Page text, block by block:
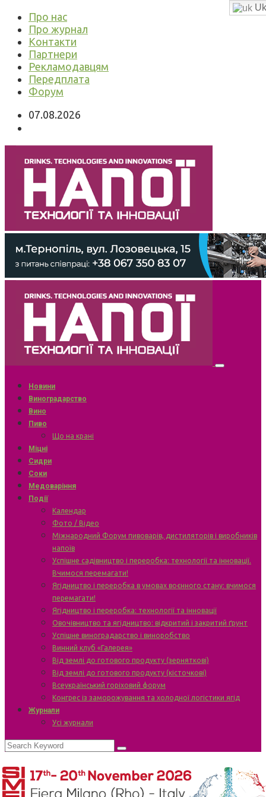
Про нас
Про журнал
Контакти
Партнери
Рекламодавцям
Передплата
Форум
07.08.2026
Новини
Виноградарство
Вино
Пиво
Що на крані
Міцні
Сидри
Соки
Медоваріння
Події
Календар
Фото / Відео
Міжнародний Форум пивоварів, дистиляторів і виробників
напоїв
Успішне садівництво і переробка: технології та інновації.
Вчимося перемагати!
Ягідництво і переробка в умовах воєнного стану: вчимося
перемагати!
Ягідництво і переробка: технології та інновації
Овочівництво та ягідництво: відкритий і закритий ґрунт
Успішне виноградарство і виноробство
Винний клуб «Галерея»
Від землі до готового продукту (зерняткові)
Від землі до готового продукту (кісточкові)
Всеукраїнський горіховий форум
Конгрес із заморожування та холодної логістики ягід
Журнали
Усі журнали